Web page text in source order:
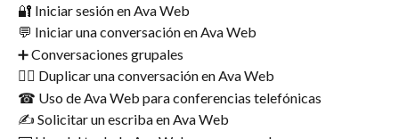
🔐 Iniciar sesión en Ava Web
💬 Iniciar una conversación en Ava Web
➕ Conversaciones grupales
👯‍♂️ Duplicar una conversación en Ava Web
☎ Uso de Ava Web para conferencias telefónicas
✍️ Solicitar un escriba en Ava Web